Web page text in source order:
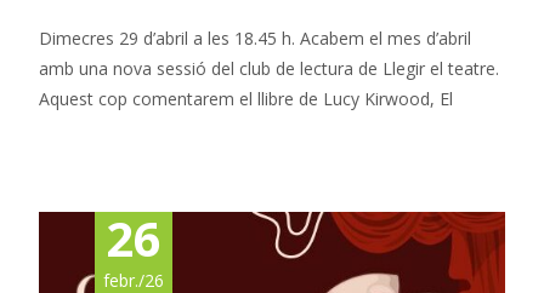
Dimecres 29 d’abril a les 18.45 h. Acabem el mes d’abril
amb una nova sessió del club de lectura de Llegir el teatre.
Aquest cop comentarem el llibre de Lucy Kirwood, El
26
febr./26